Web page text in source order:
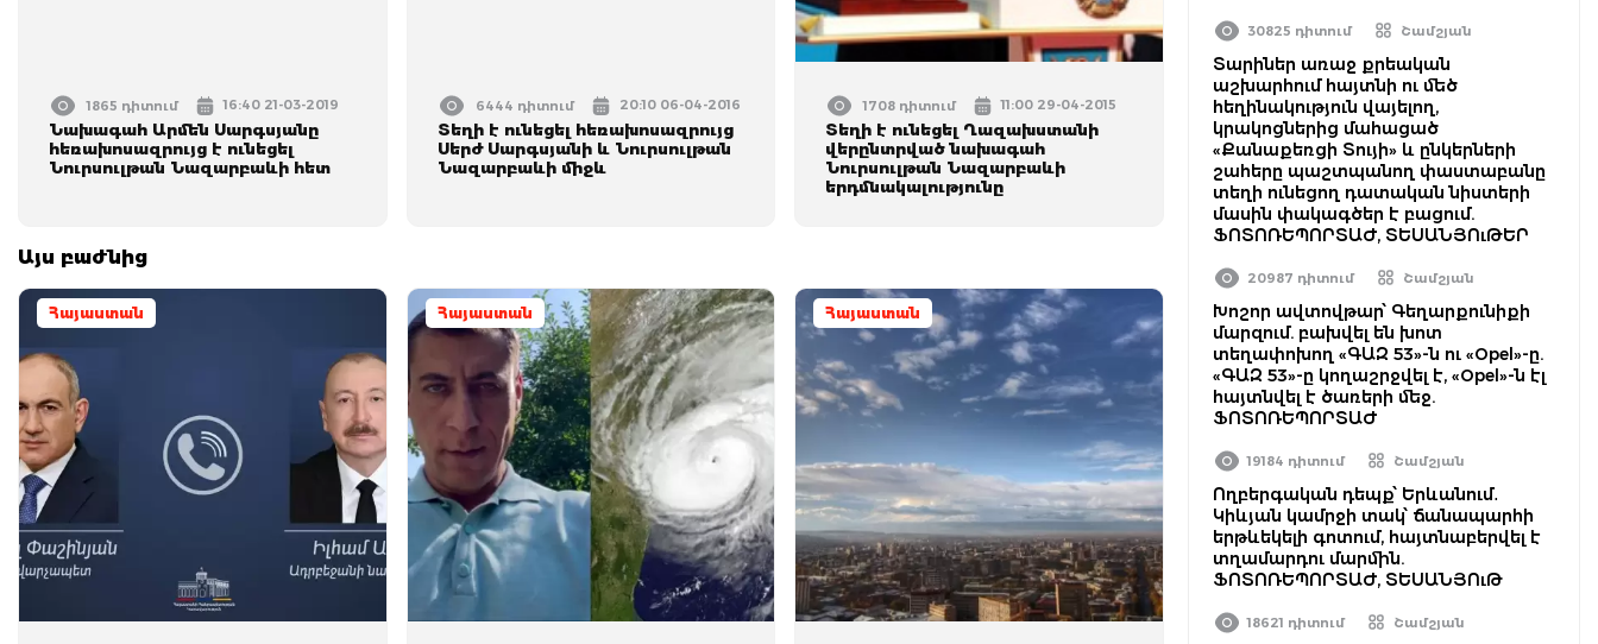
1865 դիտում 16:40 21-03-2019
Նախագահ Արմեն Սարգսյանը
հեռախոսազրույց է ունեցել
Նուրսուլթան Նազարբաևի հետ
6444 դիտում 20:10 06-04-2016
Տեղի է ունեցել հեռախոսազրույց
Սերժ Սարգսյանի և Նուրսուլթան
Նազարբաևի միջև
1708 դիտում 11:00 29-04-2015
Տեղի է ունեցել Ղազախստանի
վերընտրված նախագահ
Նուրսուլթան Նազարբաևի
երդմնակալությունը
Այս բաժնից
Հայաստան Հայաստան Հայաստան
30825 դիտում Շամշյան
Տարիներ առաջ քրեական
աշխարհում հայտնի ու մեծ
հեղինակություն վայելող,
կրակոցներից մահացած
«Քանաքեռցի Տույի» և ընկերների
շահերը պաշտպանող փաստաբանը
տեղի ունեցող դատական նիստերի
մասին փակագծեր է բացում.
ՖՈՏՈՌԵՊՈՐՏԱԺ, ՏԵՍԱՆՅՈւԹԵՐ
20987 դիտում Շամշյան
Խոշոր ավտովթար՝ Գեղարքունիքի
մարզում. բախվել են խոտ
տեղափոխող «ԳԱԶ 53»-ն ու «Opel»-ը.
«ԳԱԶ 53»-ը կողաշրջվել է, «Opel»-ն էլ
հայտնվել է ծառերի մեջ.
ՖՈՏՈՌԵՊՈՐՏԱԺ
19184 դիտում Շամշյան
Ողբերգական դեպք՝ Երևանում․
Կիևյան կամրջի տակ՝ ճանապարհի
երթևեկելի գոտում, հայտնաբերվել է
տղամարդու մարմին.
ՖՈՏՈՌԵՊՈՐՏԱԺ, ՏԵՍԱՆՅՈւԹ
18621 դիտում Շամշյան